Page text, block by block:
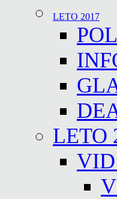
LETO 2017
LETO
VID